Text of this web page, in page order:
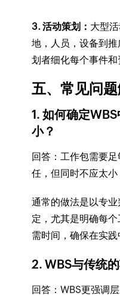
3. 活动策划： 大型
地，人员，设备到
划者细化每个事件和
五、常见问
1. 如何确定
小？
回答：工作包需要
任，但同时不应太小
通常的做法是以专
定，尤其是明确每
需时间，确保在实践
2. WBS与传统
回答：WBS更强调